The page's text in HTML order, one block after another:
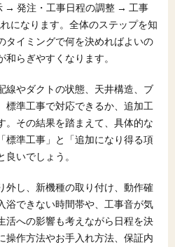
→ 発注・工事日程の調整 → 工事
になります。全体のステップを知
タイミングで何を決めればよいの
らぎやすくなります。
線やダクトの状態、天井構造、ブ
標準工事で対応できるか、追加工
。その結果を踏まえて、具体的な
標準工事」と「追加になり得る項
いでしょう。
外し、新機種の取り付け、動作確
浴できない時間帯や、工事音が気
活への影響も考えながら日程を決
操作方法やお手入れ方法、保証内